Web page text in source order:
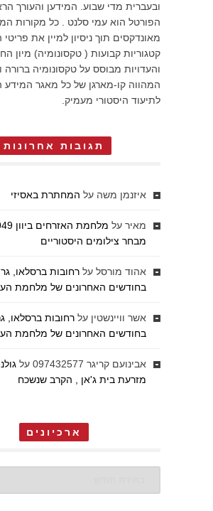
ובעברית מדי שבוע. המידען והעורך
הפורטל הוא עמי סלנט . כל מקורות
מאונדקסים תוך ניסיון למיין את
קטגוריות קבועות ( טקסונומיה) מיון
והעדויות מבוסס על טקסונומיה ברורה
המהווה קו-מארגן של כל מאגר המידע
לתיעוד היסטורי מעמיק.
תגובות אחרונות
איזנמן משה על המחתרת באסיזי
מאיר על
מבחר צילומים היסטוריים
אהוד מורסל על רחובות ברסלאו,
בחודשים האחרונים של מלחמת
אשר וויינשטין על רחובות ברסלאו,
בחודשים האחרונים של מלחמת
אבינועם קריגר 097432577 על
מזרעת בית ג'אן , הקרב שנשכח
ארכיונים